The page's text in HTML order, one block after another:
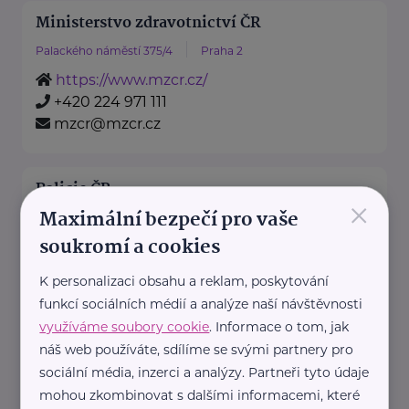
Ministerstvo zdravotnictví ČR
Palackého náměstí 375/4 Praha 2
https://www.mzcr.cz/
+420 224 971 111
mzcr@mzcr.cz
Policie ČR
Strojnická 27 Praha 7 - Holešovice
https://www.policie.cz/
pp.tisk@pcr.cz
Teen Challenge International ČR
×
Maximální bezpečí pro vaše
soukromí a cookies
K personalizaci obsahu a reklam, poskytování
funkcí sociálních médií a analýze naší návštěvnosti
využíváme soubory cookie. Informace o tom, jak
náš web používáte, sdílíme se svými partnery pro
sociální média, inzerci a analýzy. Partneři tyto údaje
mohou zkombinovat s dalšími informacemi, které